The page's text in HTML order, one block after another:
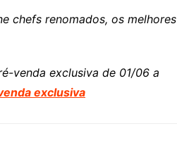
chefs renomados, os melhores
venda exclusiva de 01/06 a
exclusiva